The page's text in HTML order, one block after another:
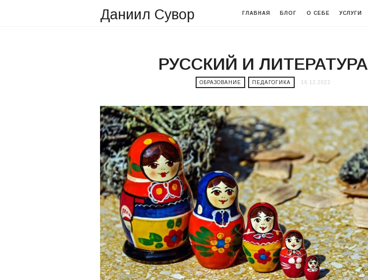
Даниил Сувор ГЛАВНАЯ БЛОГ О СЕБЕ УСЛУГИ
РУССКИЙ И ЛИТЕРАТУРА
ОБРАЗОВАНИЕ ПЕДАГОГИКА 16.12.2022